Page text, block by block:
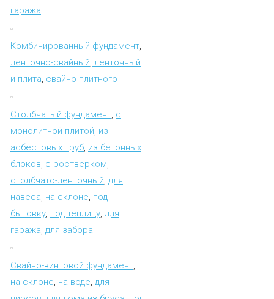
гаража
Комбинированный фундамент
ленточно-свайный ленточный
и плита свайно-плитного
Столбчатый фундамент с
монолитной плитой из
асбестовых труб из бетонных
блоков с ростверком
столбчато-ленточный для
навеса на склоне под
бытовку под теплицу для
гаража для забора
Свайно-винтовой фундамент
на склоне на воде для